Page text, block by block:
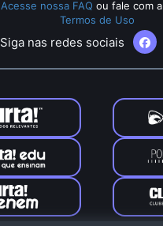
Acesse nossa FAQ ou fale com a
Termos de Uso
Siga nas redes sociais